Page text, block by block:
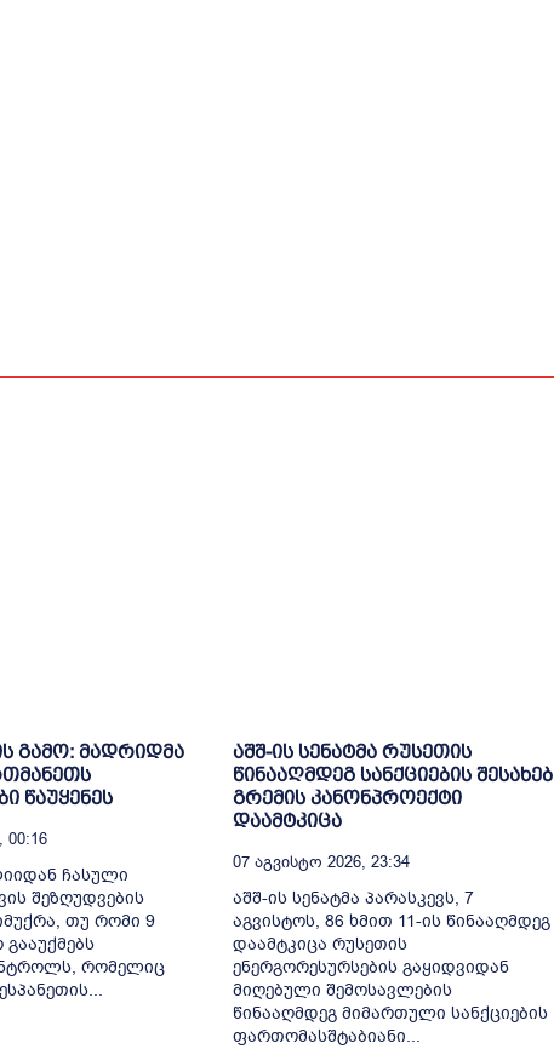
გამო: მადრიდმა
წაუყენეს
00:16
ჩასული
შეზღუდვების
თუ რომი 9
რომელიც
აშშ-ის სენატმა რუსეთის
წინააღმდეგ სანქციების შესახებ
გრემის კანონპროექტი
დაამტკიცა
07 Აგვისტო 2026, 23:34
აშშ-ის სენატმა პარასკევს, 7
აგვისტოს, 86 ხმით 11-ის წინააღმდეგ
დაამტკიცა რუსეთის
ენერგორესურსების გაყიდვიდან
მიღებული შემოსავლების
წინააღმდეგ მიმართული სანქციების
ფართომასშტაბიანი...